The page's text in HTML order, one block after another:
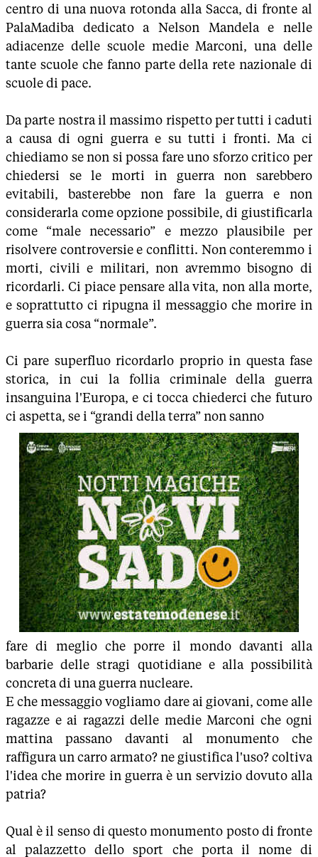
centro di una nuova rotonda alla Sacca, di fronte al
PalaMadiba dedicato a Nelson Mandela e nelle
adiacenze delle scuole medie Marconi, una delle
tante scuole che fanno parte della rete nazionale di
scuole di pace.
Da parte nostra il massimo rispetto per tutti i caduti
a causa di ogni guerra e su tutti i fronti. Ma ci
chiediamo se non si possa fare uno sforzo critico per
chiedersi se le morti in guerra non sarebbero
evitabili, basterebbe non fare la guerra e non
considerarla come opzione possibile, di giustificarla
come “male necessario” e mezzo plausibile per
risolvere controversie e conflitti. Non conteremmo i
morti, civili e militari, non avremmo bisogno di
ricordarli. Ci piace pensare alla vita, non alla morte,
e soprattutto ci ripugna il messaggio che morire in
guerra sia cosa “normale”.
Ci pare superfluo ricordarlo proprio in questa fase
storica, in cui la follia criminale della guerra
insanguina l'Europa, e ci tocca chiederci che futuro
ci aspetta, se i “grandi della terra” non sanno
fare di meglio che porre il mondo davanti alla
barbarie delle stragi quotidiane e alla possibilità
concreta di una guerra nucleare.
E che messaggio vogliamo dare ai giovani, come alle
ragazze e ai ragazzi delle medie Marconi che ogni
mattina passano davanti al monumento che
raffigura un carro armato? ne giustifica l'uso? coltiva
l'idea che morire in guerra è un servizio dovuto alla
patria?
Qual è il senso di questo monumento posto di fronte
al palazzetto dello sport che porta il nome di